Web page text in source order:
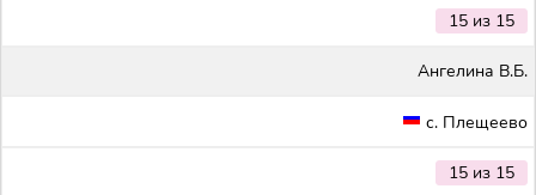
15 из 15
Ангелина В.Б.
с. Плещеево
15 из 15